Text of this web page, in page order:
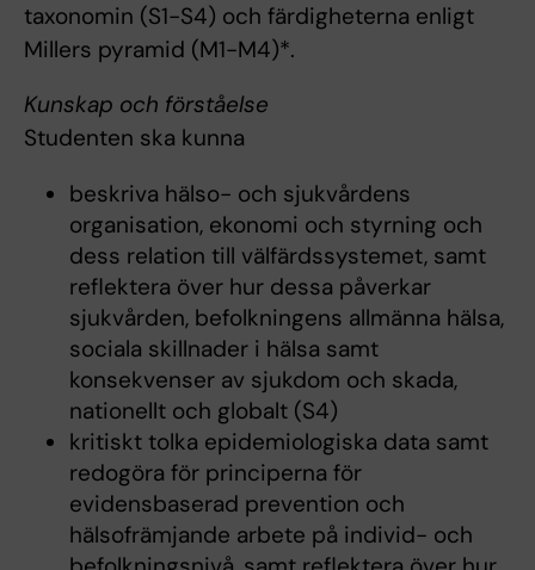
taxonomin (S1-S4) och färdigheterna enligt
Millers pyramid (M1-M4)*.
Kunskap och förståelse
Studenten ska kunna
beskriva hälso- och sjukvårdens
organisation, ekonomi och styrning och
dess relation till välfärdssystemet, samt
reflektera över hur dessa påverkar
sjukvården, befolkningens allmänna hälsa,
sociala skillnader i hälsa samt
konsekvenser av sjukdom och skada,
nationellt och globalt (S4)
kritiskt tolka epidemiologiska data samt
redogöra för principerna för
evidensbaserad prevention och
hälsofrämjande arbete på individ- och